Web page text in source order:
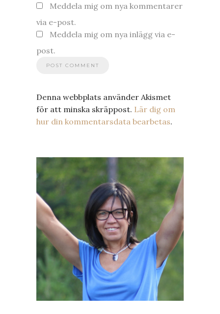
Meddela mig om nya kommentarer
via e-post.
Meddela mig om nya inlägg via e-
post.
Denna webbplats använder Akismet
för att minska skräppost. Lär dig om
hur din kommentarsdata bearbetas.